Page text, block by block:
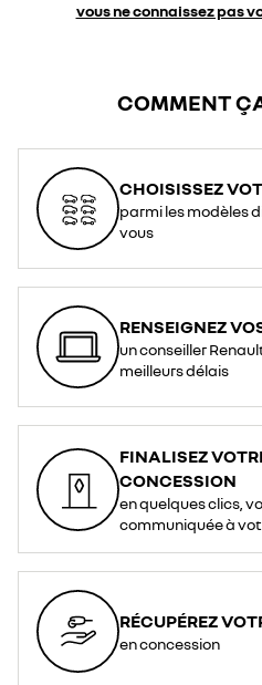
vous ne connaissez pas
COMMENT
CHOISISSEZ
parmi les modèles
vous
RENSEIGNEZ
un conseiller
meilleurs délais
FINALISEZ
CONCESSION
en quelques clics,
communiquée à
RÉCUPÉREZ
en concession